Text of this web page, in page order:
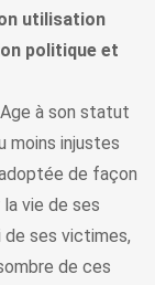
utilisation
politique et
à son statut
moins injustes
de façon
vie de ses
de ses victimes,
de ces